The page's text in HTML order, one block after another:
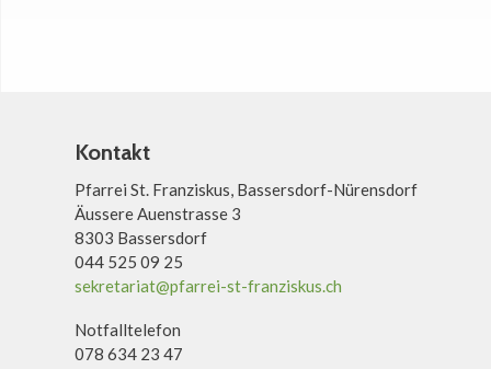
Kontakt
Pfarrei St. Franziskus, Bassersdorf-Nürensdorf
Äussere Auenstrasse 3
8303 Bassersdorf
044 525 09 25
sekretariat@pfarrei-st-franziskus.ch
Notfalltelefon
078 634 23 47